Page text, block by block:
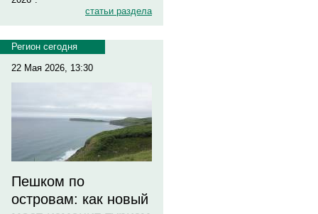
статьи раздела
Регион сегодня
22 Мая 2026, 13:30
Пешком по
островам: как новый